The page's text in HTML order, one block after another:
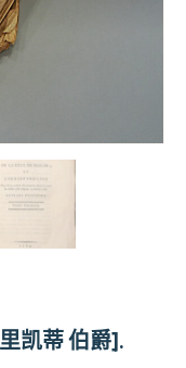
凯蒂 伯爵].